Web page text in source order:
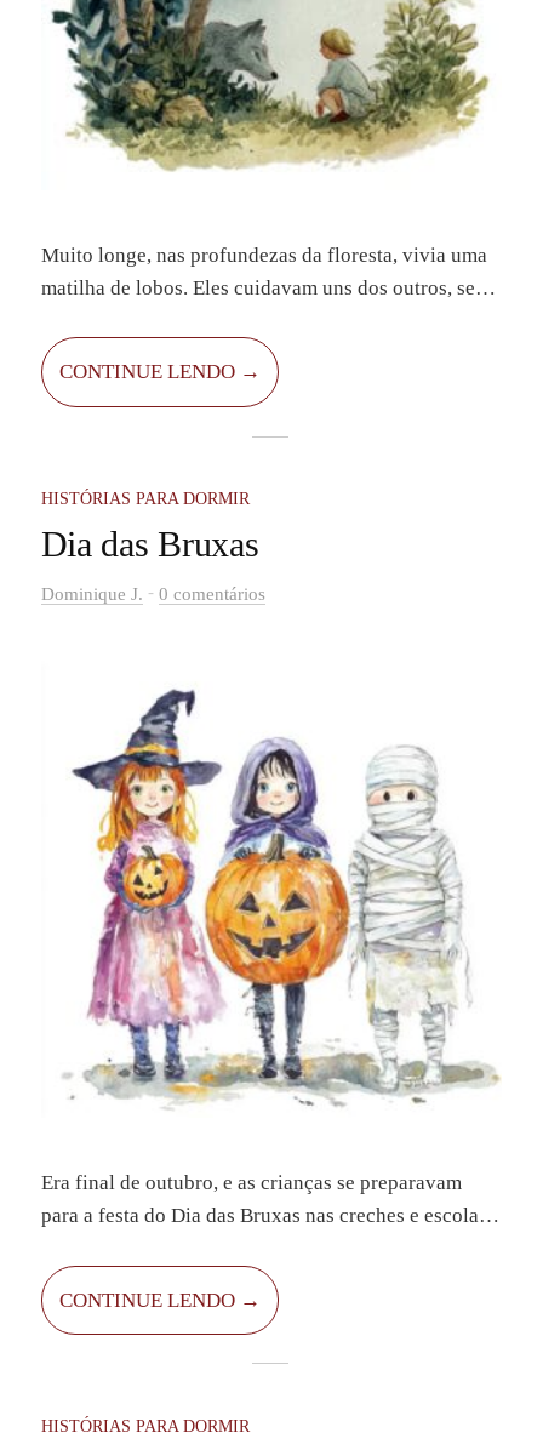
Muito longe, nas profundezas da floresta, vivia uma
matilha de lobos. Eles cuidavam uns dos outros, se
leis e regras que todos seguiam. Ninguém podia
desrespeitá-las. Na matilha havia lobos jovens e
CONTINUE LENDO →
HISTÓRIAS PARA DORMIR
Dia das Bruxas
Dominique J. - 0 comentários
Era final de outubro, e as crianças se preparavam
para a festa do Dia das Bruxas nas creches e escolas.
caídas das árvores, abóboras esculpidas e decorações
assustadoras: fantasmas feitos de lençóis, teias de
CONTINUE LENDO →
HISTÓRIAS PARA DORMIR